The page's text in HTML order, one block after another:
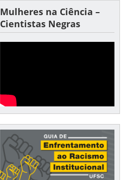
Mulheres na Ciência –
Cientistas Negras